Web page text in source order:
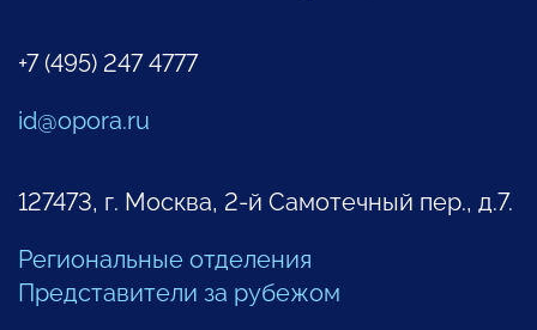
+7 (495) 247 4777
id@opora.ru
127473, г. Москва, 2-й Самотечный пер., д.7.
Региональные отделения
Представители за рубежом